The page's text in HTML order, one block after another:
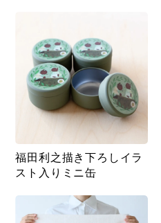
福田利之描き下ろしイラ
スト入りミニ缶